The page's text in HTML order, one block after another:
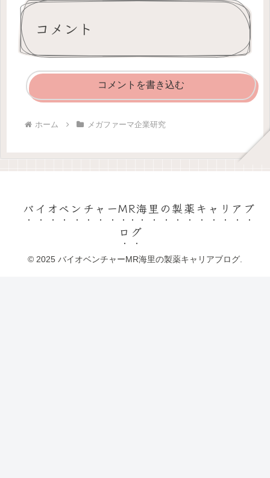
コメント
コメントを書き込む
ホーム メガファーマ企業研究
バイオベンチャーMR海里の製薬キャリアブ
ログ
© 2025 バイオベンチャーMR海里の製薬キャリアブログ.